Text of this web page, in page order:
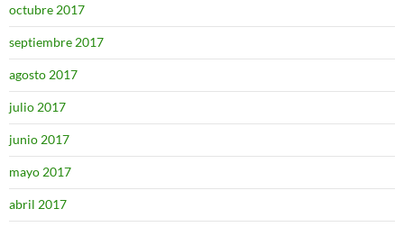
octubre 2017
septiembre 2017
agosto 2017
julio 2017
junio 2017
mayo 2017
abril 2017